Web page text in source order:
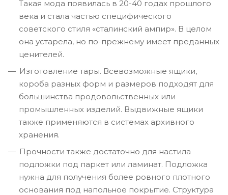
Такая мода появилась в 20-40 годах прошлого
века и стала частью специфического
советского стиля «сталинский ампир». В целом
она устарела, но по-прежнему имеет преданных
ценителей.
Изготовление тары. Всевозможные ящики,
короба разных форм и размеров подходят для
большинства продовольственных или
промышленных изделий. Выдвижные ящики
также применяются в системах архивного
хранения.
Прочности также достаточно для настила
подложки под паркет или ламинат. Подложка
нужна для получения более ровного плотного
основания под напольное покрытие. Структура